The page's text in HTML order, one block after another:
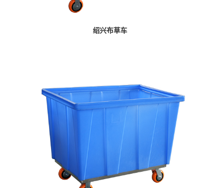
绍兴布草车